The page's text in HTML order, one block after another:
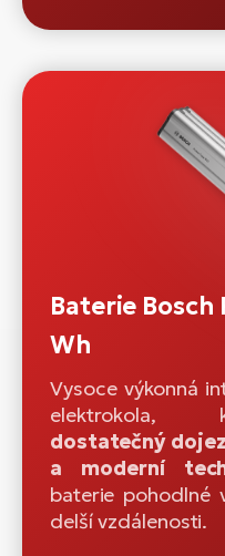
Baterie Bosch
Wh
Vysoce výkonná
elektrokola,
dostatečný
a moderní
baterie pohodlné
delší vzdálenosti.